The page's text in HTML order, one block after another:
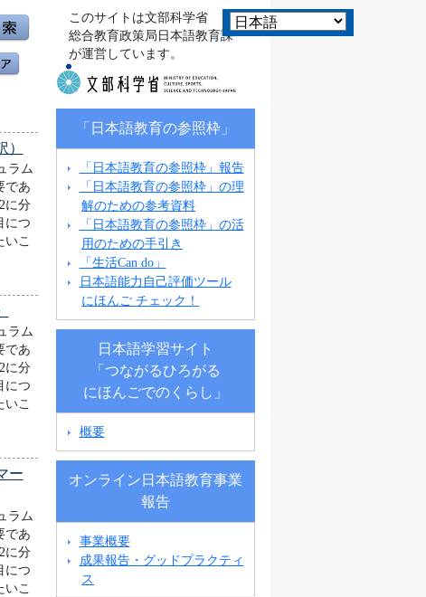
ラム
であ
に分
につ
いこ
ラム
であ
に分
につ
いこ
ー
ラム
であ
に分
につ
いこ
このサイトは文部科学省
総合教育政策局日本語教育課
が運営しています。
「日本語教育の参照枠」
「日本語教育の参照枠」報告
「日本語教育の参照枠」の理
解のための参考資料
「日本語教育の参照枠」の活
用のための手引き
「生活Can do」
日本語能力自己評価ツール
にほんご チェック！
日本語学習サイト
「つながるひろがる
にほんごでのくらし」
概要
オンライン日本語教育事業
報告
事業概要
成果報告・グッドプラクティ
ス